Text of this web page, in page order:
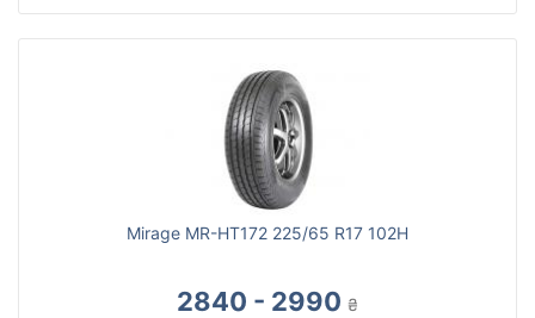
Mirage MR-HT172 225/65 R17 102H
2840 - 2990 ₴